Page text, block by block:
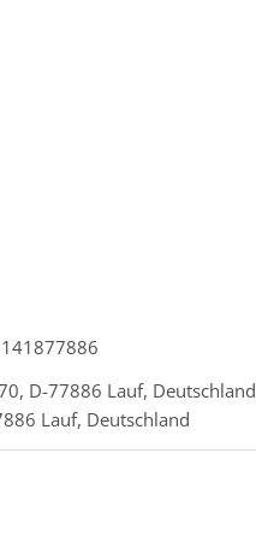
D-77886 Lauf, Deutschland
Lauf, Deutschland